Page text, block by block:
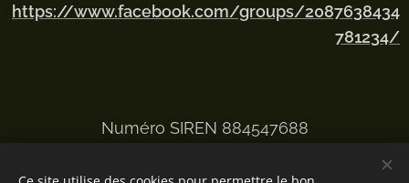
https://www.facebook.com/groups/2087638434
781234/
Numéro SIREN 884547688